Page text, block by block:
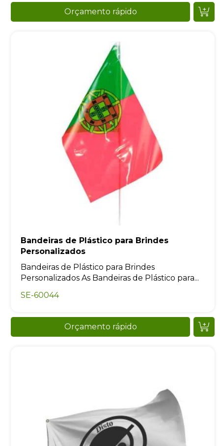
Orçamento rápido
Bandeiras de Plástico para Brindes
Personalizados
Bandeiras de Plástico para Brindes
Personalizados As Bandeiras de Plástico para...
SE-60044
Orçamento rápido